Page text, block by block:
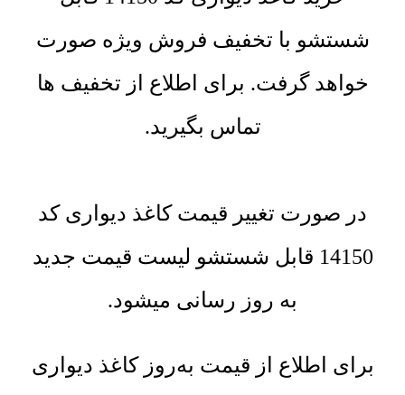
شستشو با تخفیف فروش ویژه صورت
خواهد گرفت. برای اطلاع از تخفیف ها
تماس بگیرید.
در صورت تغییر قیمت کاغذ دیواری کد
14150 قابل شستشو لیست قیمت جدید
به روز رسانی میشود.
برای اطلاع از قیمت به‌روز کاغذ دیواری